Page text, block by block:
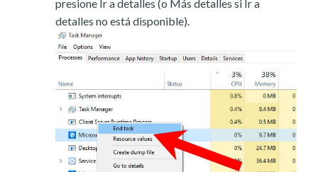
presione Ir a detalles (o Más detalles si Ir a
detalles no está disponible).